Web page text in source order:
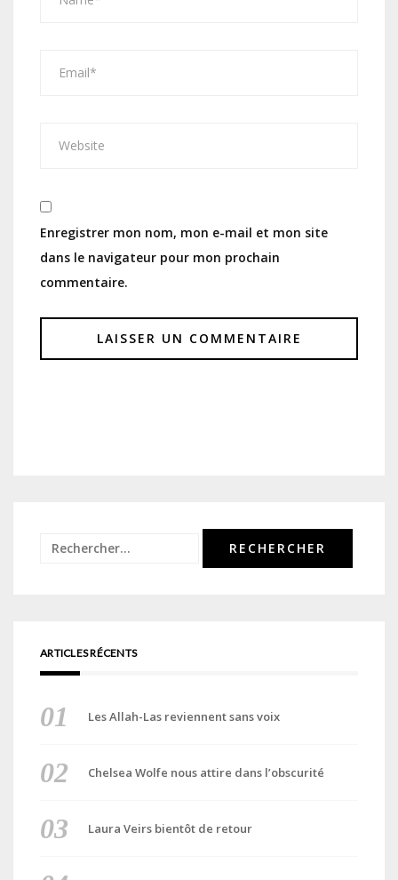
Enregistrer mon nom, mon e-mail et mon site
dans le navigateur pour mon prochain
commentaire.
Rechercher :
ARTICLES RÉCENTS
Les Allah-Las reviennent sans voix
Chelsea Wolfe nous attire dans l’obscurité
Laura Veirs bientôt de retour